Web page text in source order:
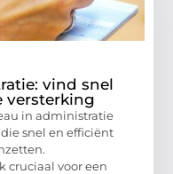
vind snel
versterking
in administratie
snel en efficiënt
cruciaal voor een